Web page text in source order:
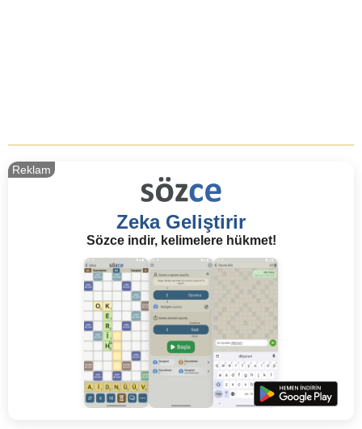
Zeka Geliştirir
Sözce indir, kelimelere hükmet!
Reklam